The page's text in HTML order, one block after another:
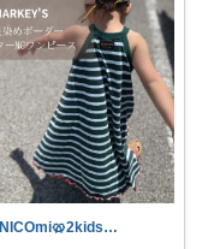
NICOmi🥨2kidsママ👦👧